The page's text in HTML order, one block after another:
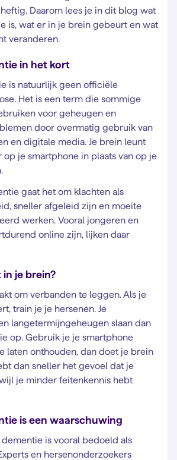
Daarom lees je in dit blog wat
is, wat er in je brein gebeurt en wat
veranderen.
in het kort
is natuurlijk geen officiële
Het is een term die sommige
voor geheugen en
door overmatig gebruik van
en digitale media. Je brein leunt
op je smartphone in plaats van op je
gaat het om klachten als
sneller afgeleid zijn en moeite
werken. Vooral jongeren en
online zijn, lijken daar
je brein?
om verbanden te leggen. Als je
train je je hersenen. Je
langetermijngeheugen slaan dan
op. Gebruik je je smartphone
laten onthouden, dan doet je brein
dan sneller het gevoel dat je
je minder feitenkennis hebt
is een waarschuwing
is vooral bedoeld als
en hersenonderzoekers